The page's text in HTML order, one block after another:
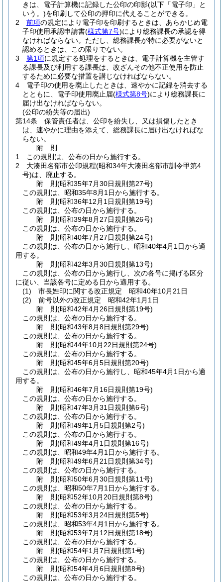
きは、電子計算機に記録した公印の印影(以下「電子印」と
いう。)を印刷して公印の押印に代えることができる。
2
前項の規定により電子印を印刷するときは、あらかじめ電
子印使用承認申請書(様式第7号)により総務課長の承認を得
なければならない。 ただし、総務課長が特に必要がないと
認めるときは、この限りでない。
3
第1項に規定する処理をするときは、電子計算機を主管す
る課長及び利用する課長は、改ざんその他不正使用を防止
するために必要な措置を講じなければならない。
4
電子印の使用を廃止したときは、速やかに記録を消去する
とともに、電子印使用廃止届(様式第8号)により総務課長に
届け出なければならない。
(公印の紛失等の届出)
第14条
保管責任者は、公印を紛失し、又は損傷したとき
は、速やかに理由を添えて、総務課長に届け出なければな
らない。
附 則
1
この規則は、公布の日から施行する。
2
大湊田名部市公印規程(昭和34年大湊田名部市訓令甲第4
号)は、廃止する。
附 則(昭和35年7月30日規則第27号)
この規則は、昭和35年8月1日から施行する。
附 則(昭和36年12月1日規則第19号)
この規則は、公布の日から施行する。
附 則(昭和39年8月27日規則第26号)
この規則は、公布の日から施行する。
附 則(昭和40年7月27日規則第24号)
この規則は、公布の日から施行し、昭和40年4月1日から適
用する。
附 則(昭和42年3月30日規則第13号)
この規則は、公布の日から施行し、次の各号に掲げる区分
に従い、当該各号に定める日から適用する。
(1)
市長姓印に関する改正規定 昭和40年10月21日
(2)
前号以外の改正規定 昭和42年1月1日
附 則(昭和42年4月26日規則第19号)
この規則は、公布の日から施行する。
附 則(昭和43年8月8日規則第29号)
この規則は、公布の日から施行する。
附 則(昭和44年10月22日規則第24号)
この規則は、公布の日から施行する。
附 則(昭和45年6月5日規則第20号)
この規則は、公布の日から施行し、昭和45年4月1日から適
用する。
附 則(昭和46年7月16日規則第19号)
この規則は、公布の日から施行する。
附 則(昭和47年3月31日規則第6号)
この規則は、公布の日から施行する。
附 則(昭和49年1月5日規則第2号)
この規則は、公布の日から施行する。
附 則(昭和49年4月1日規則第16号)
この規則は、昭和49年4月1日から施行する。
附 則(昭和49年6月21日規則第34号)
この規則は、公布の日から施行する。
附 則(昭和50年6月30日規則第11号)
この規則は、昭和50年7月1日から施行する。
附 則(昭和52年10月20日規則第8号)
この規則は、公布の日から施行する。
附 則(昭和53年3月24日規則第5号)
この規則は、昭和53年4月1日から施行する。
附 則(昭和53年7月12日規則第18号)
この規則は、公布の日から施行する。
附 則(昭和54年1月7日規則第1号)
この規則は、公布の日から施行する。
附 則(昭和54年4月6日規則第8号)
この規則は、公布の日から施行する。